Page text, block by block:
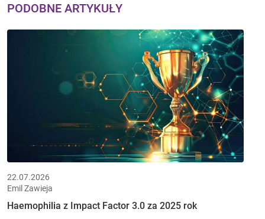
PODOBNE ARTYKUŁY
22.07.2026
Emil Zawieja
Haemophilia z Impact Factor 3.0 za 2025 rok